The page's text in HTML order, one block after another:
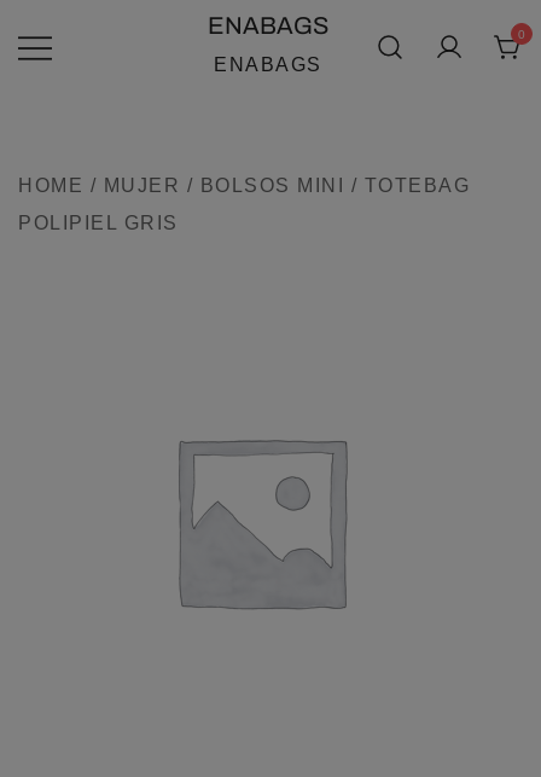
AL
ENABAGS
ENABAGS
0
HOME / MUJER / BOLSOS MINI
/ TOTEBAG
POLIPIEL GRIS